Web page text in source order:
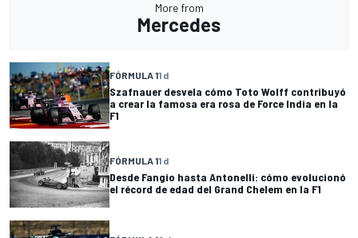
More from
Mercedes
FÓRMULA 11 d
Szafnauer desvela cómo Toto Wolff contribuyó
a crear la famosa era rosa de Force India en la
F1
FÓRMULA 11 d
Desde Fangio hasta Antonelli: cómo evolucionó
el récord de edad del Grand Chelem en la F1